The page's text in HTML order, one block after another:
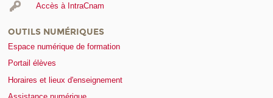
Accès à IntraCnam
OUTILS NUMÉRIQUES
Espace numérique de formation
Portail élèves
Horaires et lieux d'enseignement